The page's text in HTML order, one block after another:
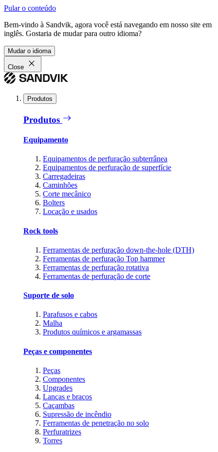
Pular o conteúdo
Bem-vindo à Sandvik, agora você está navegando em nosso site em
inglês. Gostaria de mudar para outro idioma?
Mudar o idioma
Close
Produtos
Produtos
Equipamento
Equipamentos de perfuração subterrânea
Equipamentos de perfuração de superfície
Carregadeiras
Caminhões
Corte mecânico
Bolters
Locação e usados
Rock tools
Ferramentas de perfuração down-the-hole (DTH)
Ferramentas de perfuração Top hammer
Ferramentas de perfuração rotativa
Ferramentas de perfuração de corte
Suporte de solo
Parafusos e cabos
Malha
Produtos químicos e argamassas
Peças e componentes
Peças
Componentes
Upgrades
Lanças e braços
Caçambas
Supressão de incêndio
Ferramentas de penetração no solo
Perfuratrizes
Torres